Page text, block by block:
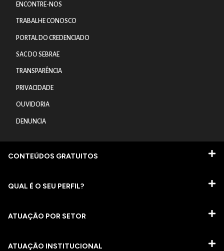
ENCONTRE-NOS
TRABALHE CONOSCO
PORTAL DO CREDENCIADO
SAC DO SEBRAE
TRANSPARÊNCIA
PRIVACIDADE
OUVIDORIA
DENUNCIA
CONTEÚDOS GRATUITOS
QUAL É O SEU PERFIL?
ATUAÇÃO POR SETOR
ATUAÇÃO INSTITUCIONAL